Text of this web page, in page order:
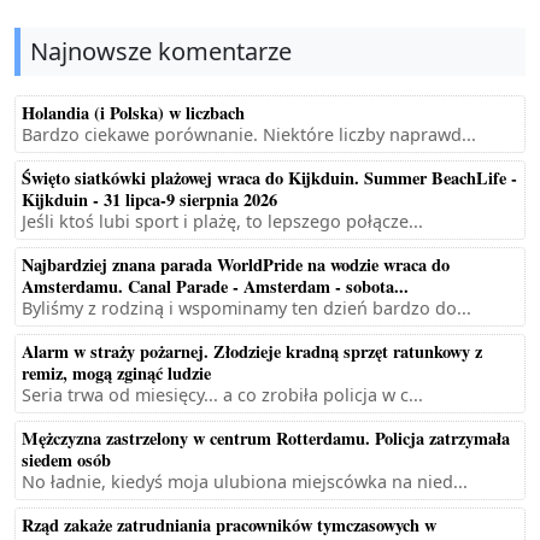
Najnowsze komentarze
Holandia (i Polska) w liczbach
Bardzo ciekawe porównanie. Niektóre liczby naprawd...
Święto siatkówki plażowej wraca do Kijkduin. Summer BeachLife -
Kijkduin - 31 lipca-9 sierpnia 2026
Jeśli ktoś lubi sport i plażę, to lepszego połącze...
Najbardziej znana parada WorldPride na wodzie wraca do
Amsterdamu. Canal Parade - Amsterdam - sobota...
Byliśmy z rodziną i wspominamy ten dzień bardzo do...
Alarm w straży pożarnej. Złodzieje kradną sprzęt ratunkowy z
remiz, mogą zginąć ludzie
Seria trwa od miesięcy... a co zrobiła policja w c...
Mężczyzna zastrzelony w centrum Rotterdamu. Policja zatrzymała
siedem osób
No ładnie, kiedyś moja ulubiona miejscówka na nied...
Rząd zakaże zatrudniania pracowników tymczasowych w